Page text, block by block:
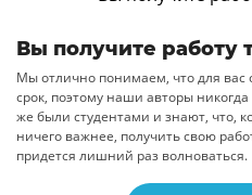
Вы получите работу
Мы отлично понимаем, что для вас
срок, поэтому наши авторы
же были студентами и знают, что,
ничего важнее, получить свою
придется лишний раз волноваться.